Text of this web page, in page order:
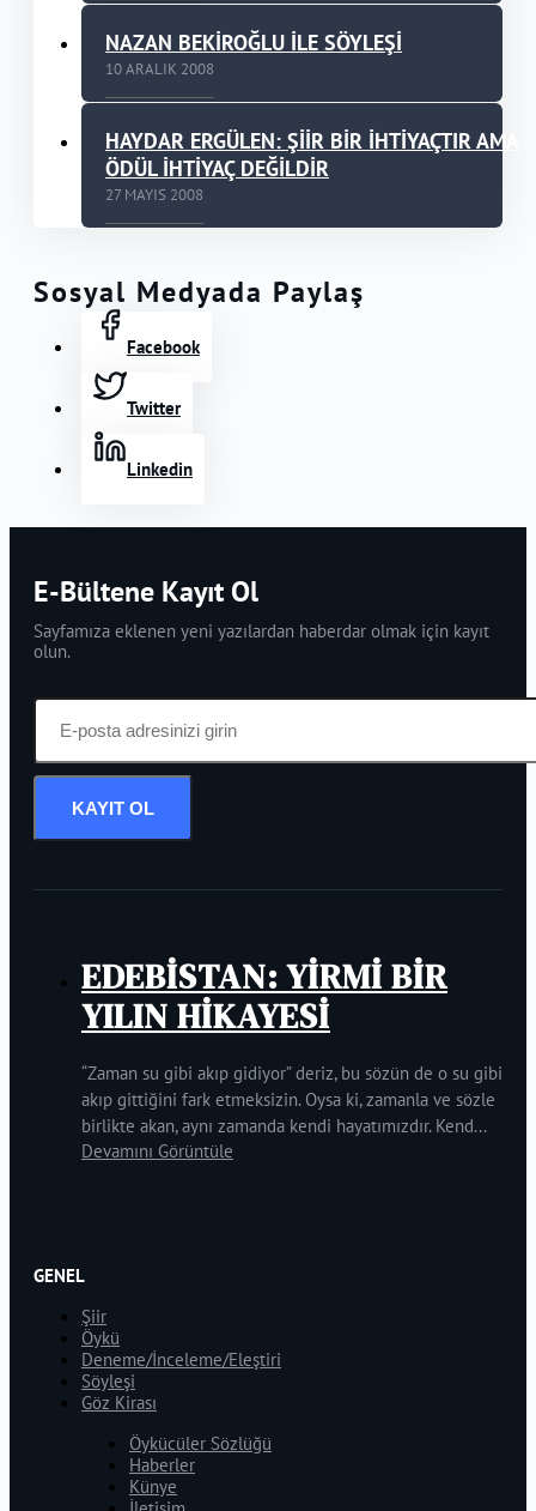
NAZAN BEKİROĞLU İLE SÖYLEŞİ
10 ARALIK 2008
HAYDAR ERGÜLEN: ŞİİR BİR İHTİYAÇTIR AMA
ÖDÜL İHTİYAÇ DEĞİLDİR
27 MAYIS 2008
Sosyal Medyada Paylaş
Facebook
Twitter
Linkedin
E-Bültene Kayıt Ol
Sayfamıza eklenen yeni yazılardan haberdar olmak için kayıt
olun.
KAYIT OL
EDEBİSTAN: YİRMİ BİR
YILIN HİKAYESİ
“Zaman su gibi akıp gidiyor” deriz, bu sözün de o su gibi
akıp gittiğini fark etmeksizin. Oysa ki, zamanla ve sözle
birlikte akan, aynı zamanda kendi hayatımızdır. Kend...
Devamını Görüntüle
GENEL
Şiir
Öykü
Deneme/İnceleme/Eleştiri
Söyleşi
Göz Kirası
Öykücüler Sözlüğü
Haberler
Künye